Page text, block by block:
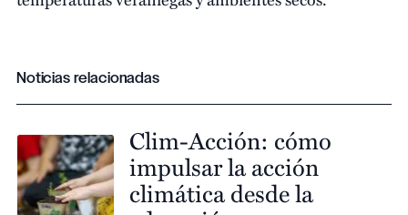
Noticias relacionadas
Clim-Acción: cómo
impulsar la acción
climática desde la